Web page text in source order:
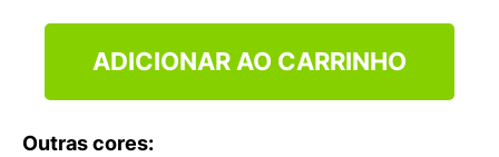
ADICIONAR AO CARRINHO
Outras cores: